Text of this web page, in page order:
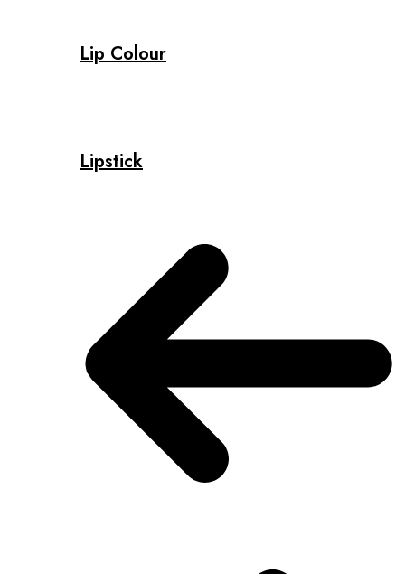
Lip Colour
Lipstick